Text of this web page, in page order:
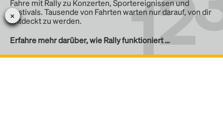
Fahre mit Rally zu Konzerten, Sportereignissen und
Festivals. Tausende von Fahrten warten nur darauf, von dir
entdeckt zu werden.
Erfahre mehr darüber, wie Rally funktioniert …